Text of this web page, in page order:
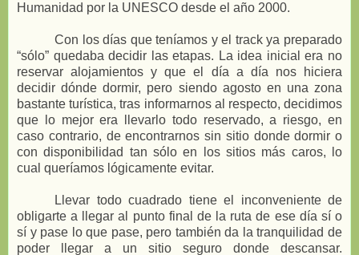
Humanidad por la UNESCO desde el año 2000.
Con los días que teníamos y el track ya preparado
“sólo” quedaba decidir las etapas. La idea inicial era no
reservar alojamientos y que el día a día nos hiciera
decidir dónde dormir, pero siendo agosto en una zona
bastante turística, tras informarnos al respecto, decidimos
que lo mejor era llevarlo todo reservado, a riesgo, en
caso contrario, de encontrarnos sin sitio donde dormir o
con disponibilidad tan sólo en los sitios más caros, lo
cual queríamos lógicamente evitar.
Llevar todo cuadrado tiene el inconveniente de
obligarte a llegar al punto final de la ruta de ese día sí o
sí y pase lo que pase, pero también da la tranquilidad de
poder llegar a un sitio seguro donde descansar.